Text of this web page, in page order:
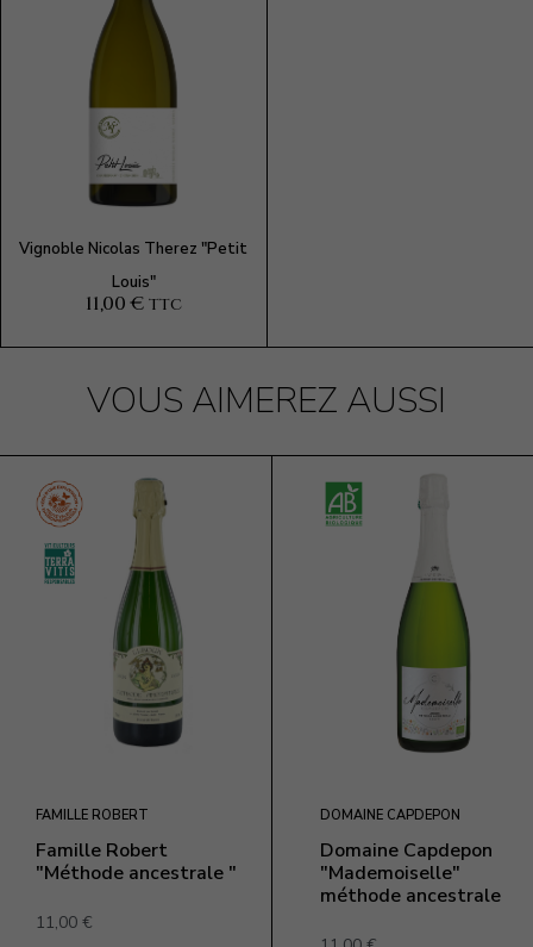
Vignoble Nicolas Therez "Petit
Louis"
11,00 € TTC
VOUS AIMEREZ AUSSI
FAMILLE ROBERT
Famille Robert
"Méthode ancestrale "
11,00 €
DOMAINE CAPDEPON
Domaine Capdepon
"Mademoiselle"
méthode ancestrale